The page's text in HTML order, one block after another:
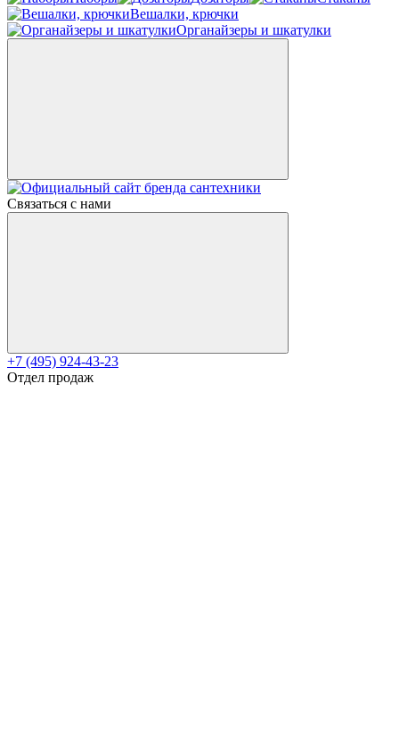
Вешалки, крючки
Органайзеры и шкатулки
Связаться с нами
+7 (495) 924-43-23
Отдел продаж